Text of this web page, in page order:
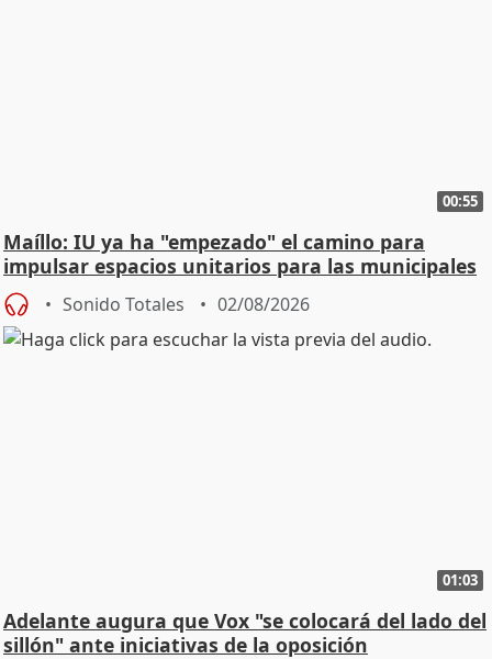
00:55
Maíllo: IU ya ha "empezado" el camino para
impulsar espacios unitarios para las municipales
Sonido Totales 02/08/2026
01:03
Adelante augura que Vox "se colocará del lado del
sillón" ante iniciativas de la oposición